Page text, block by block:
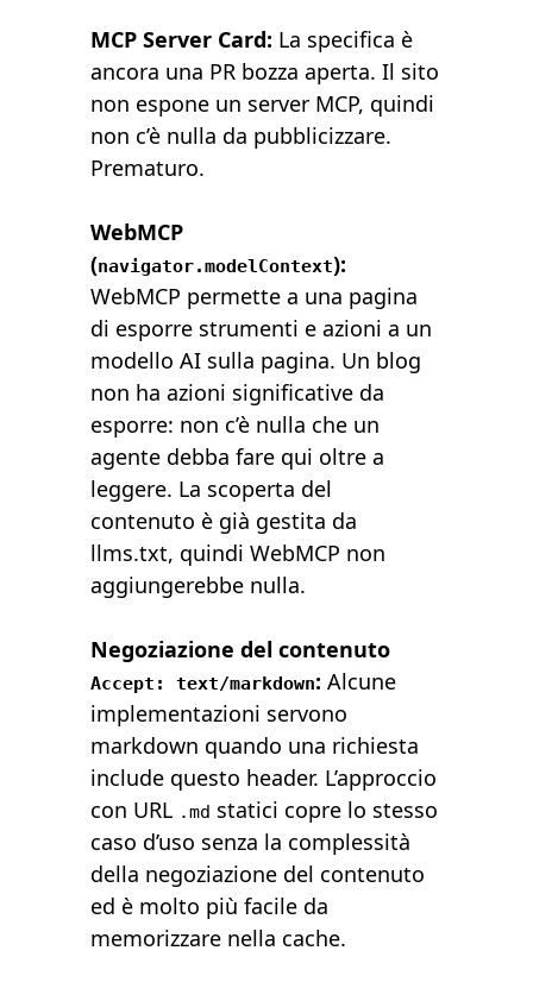
MCP Server Card: La specifica è
ancora una PR bozza aperta. Il sito
non espone un server MCP, quindi
non c’è nulla da pubblicizzare.
Prematuro.
WebMCP
(navigator.modelContext):
WebMCP permette a una pagina
di esporre strumenti e azioni a un
modello AI sulla pagina. Un blog
non ha azioni significative da
esporre: non c’è nulla che un
agente debba fare qui oltre a
leggere. La scoperta del
contenuto è già gestita da
llms.txt, quindi WebMCP non
aggiungerebbe nulla.
Negoziazione del contenuto
Accept: text/markdown: Alcune
implementazioni servono
markdown quando una richiesta
include questo header. L’approccio
con URL .md statici copre lo stesso
caso d’uso senza la complessità
della negoziazione del contenuto
ed è molto più facile da
memorizzare nella cache.